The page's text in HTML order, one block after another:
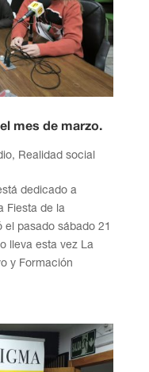
mes de marzo.
, Realidad social
dedicado a
Fiesta de la
pasado sábado 21
lleva esta vez La
y Formación